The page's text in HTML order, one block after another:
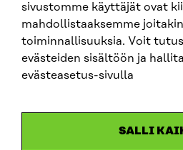
sivustomme käyttäjät ovat
mahdollistaaksemme
toiminnallisuuksia. Voit
evästeiden sisältöön ja
evästeasetus-sivulla
SALLI
Painetta
luovat myös erilaiset
yksilöllinen lääketiede,
palvelujen ja tuotannon